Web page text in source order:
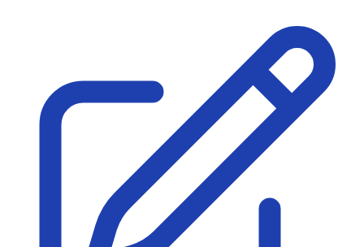
Проєкт "Жестова мова для поліцейських"
На допомогу військовим
Медична термінологія жестовою мовою
Нормативна база УТОГ
Конвенція ООН
Законодавство
Декларації
Документи ВФГ
Міжнародні документи